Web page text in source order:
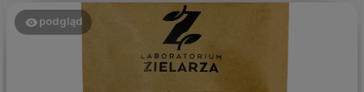
czas i wysiłek włożony w podzielenie się z nami Twoimi
doświadczeniami. Do zobaczenia!
podgląd